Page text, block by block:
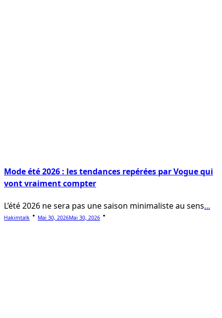
Mode été 2026 : les tendances repérées par Vogue qui
vont vraiment compter
L’été 2026 ne sera pas une saison minimaliste au sens...
Hakimtalk Mai 30, 2026Mai 30, 2026